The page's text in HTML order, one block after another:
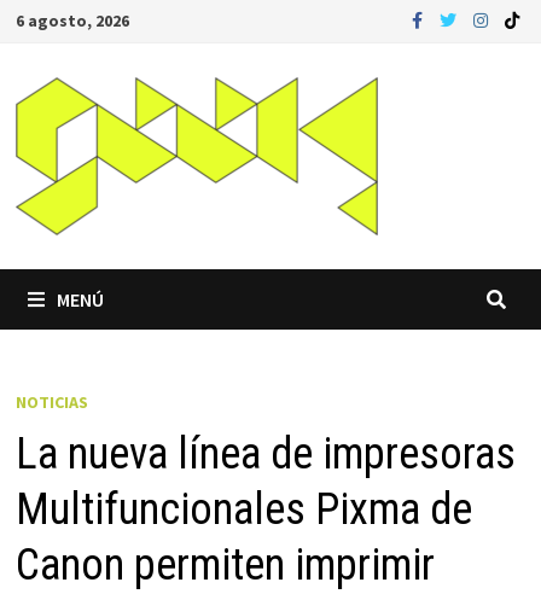
Saltar
contenido
6 agosto, 2026
MENÚ
NOTICIAS
La nueva línea de impresoras
Multifuncionales Pixma de
Canon permiten imprimir